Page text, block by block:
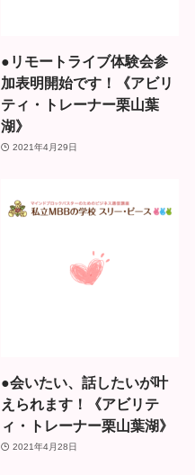
●リモートライブ体験会参
加表明開始です！《アビリ
ティ・トレーナー栗山葉
湖》
2021年4月29日
●会いたい、話したいが叶
えられます！《アビリテ
ィ・トレーナー栗山葉湖》
2021年4月28日